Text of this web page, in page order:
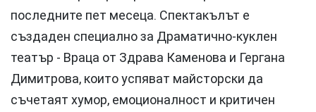
последните пет месеца. Спектакълът е
създаден специално за Драматично-куклен
театър - Враца от Здрава Каменова и Гергана
Димитрова, които успяват майсторски да
съчетаят хумор, емоционалност и критичен